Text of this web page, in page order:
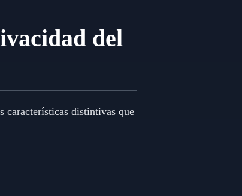
del
características distintivas que